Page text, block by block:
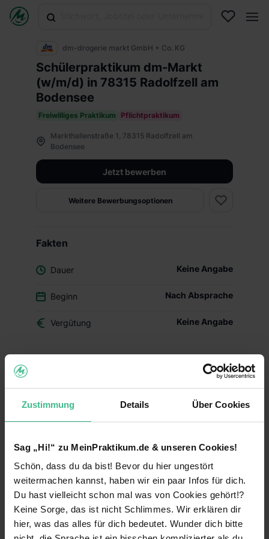
Zustimmung Details Über Cookies
Sag „Hi!“ zu MeinPraktikum.de & unseren Cookies!
Schön, dass du da bist! Bevor du hier ungestört
weitermachen kannst, haben wir ein paar Infos für dich.
Du hast vielleicht schon mal was von Cookies gehört!?
Keine Sorge, das ist nicht Schlimmes. Wir erklären dir
hier, was das alles für dich bedeutet. Wunder dich bitte
dm-drogerie markt GmbH + Co. KG
Schülerpraktikum dm-Markt
(w/m/d) in 78315 Radolfzell am
Bodensee
Freiwilliges Praktikum Pflichtpraktikum
Markthallenstraße 1, 78315 Radolfzell am
Bodensee
Jetzt bewerben
Weitere Bewerbungsoptionen
Fakten
Dauer Keine Angabe
Beginn Nach Absprache
Vergütung Keine Angabe
Du überlegst, ob der Beruf des Drogisten oder ein
ist? Dann schnuppere in den Drogerie-Alltag
hinein und mach Dir Dein eigenes Bild – mit
Deinem Schülerpraktikum (w/m/d) im dm-Markt.
Deine Aufgaben und Lerninhalte
Alltag im dm-Markt kennenlernen:Während
Deines Praktikums schaust Du hinter die
Kulissen und erfährst, welche Aufgaben im
Arbeitsalltag zu meistern sind. Du erhältst einen
Einblick in die einzelnen Abläufe wie